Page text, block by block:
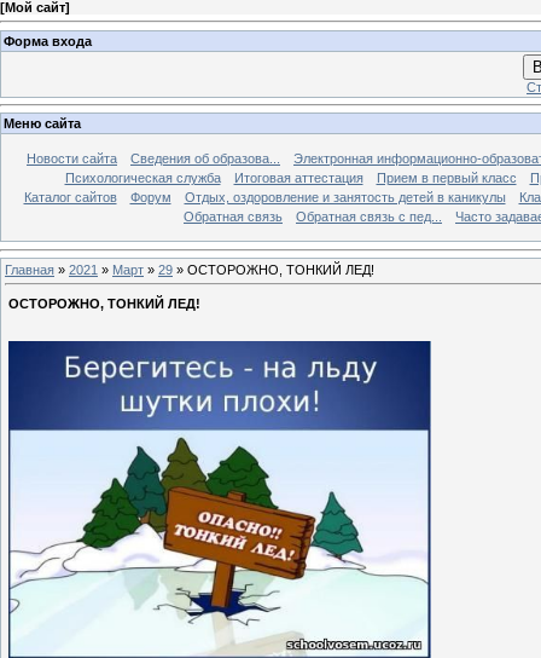
[Мой сайт]
Форма входа
Меню сайта
Новости сайта Сведения об образова...
Электронная информационно-
Психологическая служба
Итоговая аттестация Прием в первый класс
Каталог сайтов
Форум Отдых, оздоровление и занятость детей в каникулы
Обратная связь
Обратная связь с пед... Часто
Главная » 2021 » Март » 29 » ОСТОРОЖНО, ТОНКИЙ ЛЕД!
ОСТОРОЖНО, ТОНКИЙ ЛЕД!